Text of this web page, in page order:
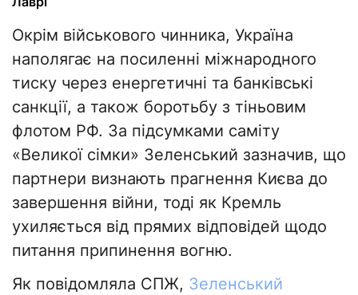
Окрім військового чинника, Україна
наполягає на посиленні міжнародного
тиску через енергетичні та банківські
санкції, а також боротьбу з тіньовим
флотом РФ. За підсумками саміту
«Великої сімки» Зеленський зазначив, що
партнери визнають прагнення Києва до
завершення війни, тоді як Кремль
ухиляється від прямих відповідей щодо
питання припинення вогню.
Як повідомляла СПЖ, Зеленський